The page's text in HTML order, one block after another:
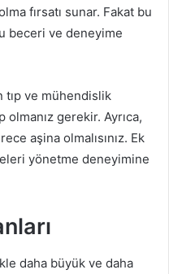
fırsatı sunar. Fakat bu
beceri ve deneyime
tıp ve mühendislik
gerekir. Ayrıca,
aşina olmalısınız. Ek
yönetme deneyimine
daha büyük ve daha